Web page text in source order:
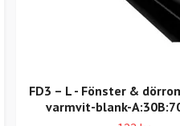
FD3 – L - Fönster &
varmvit-blank-